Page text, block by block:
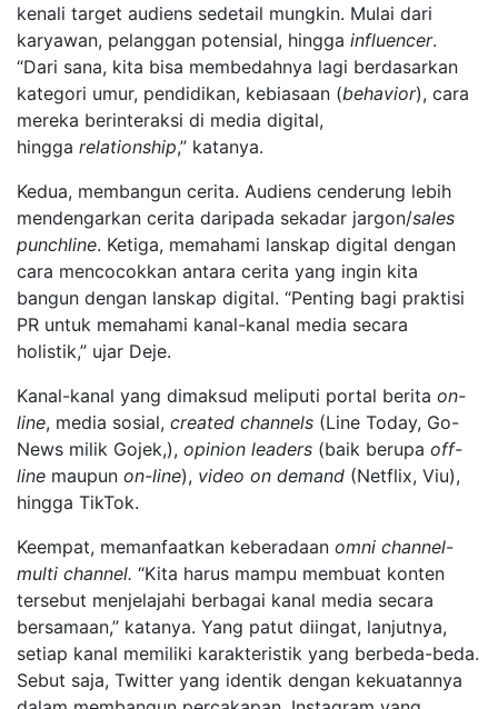
kenali target audiens sedetail mungkin. Mulai dari
karyawan, pelanggan potensial, hingga influencer.
“Dari sana, kita bisa membedahnya lagi berdasarkan
kategori umur, pendidikan, kebiasaan (behavior), cara
mereka berinteraksi di media digital,
hingga relationship,” katanya.
Kedua, membangun cerita. Audiens cenderung lebih
mendengarkan cerita daripada sekadar jargon/sales
punchline. Ketiga, memahami lanskap digital dengan
cara mencocokkan antara cerita yang ingin kita
bangun dengan lanskap digital. “Penting bagi praktisi
PR untuk memahami kanal-kanal media secara
holistik,” ujar Deje.
Kanal-kanal yang dimaksud meliputi portal berita on-
line, media sosial, created channels (Line Today, Go-
News milik Gojek,), opinion leaders (baik berupa off-
line maupun on-line), video on demand (Netflix, Viu),
hingga TikTok.
Keempat, memanfaatkan keberadaan omni channel-
multi channel. “Kita harus mampu membuat konten
tersebut menjelajahi berbagai kanal media secara
bersamaan,” katanya. Yang patut diingat, lanjutnya,
setiap kanal memiliki karakteristik yang berbeda-beda.
Sebut saja, Twitter yang identik dengan kekuatannya